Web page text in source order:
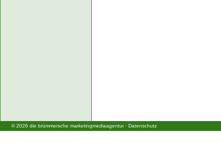
© 2026 die brümmersche marketingmediaagentur· Datenschutz